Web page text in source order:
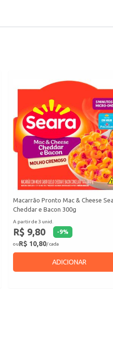
Macarrão Pronto Mac & Cheese
Cheddar e Bacon 300g
A partir de 3 unid.
R$ 9,80 -9%
ouR$ 10,80/ cada
ADICIONAR